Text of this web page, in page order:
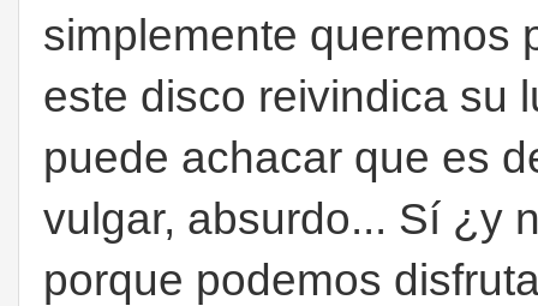
simplemente queremos
este disco reivindica su
puede achacar que es
vulgar, absurdo... Sí ¿y
porque podemos